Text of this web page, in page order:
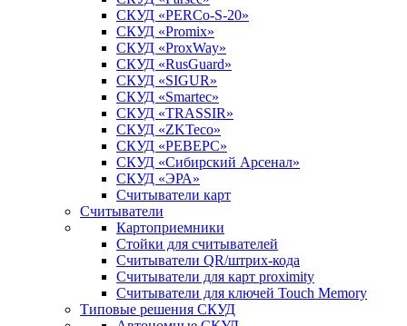
СКУД «PERCo-S-20»
СКУД «Promix»
СКУД «ProxWay»
СКУД «RusGuard»
СКУД «SIGUR»
СКУД «Smartec»
СКУД «TRASSIR»
СКУД «ZKTeco»
СКУД «РЕВЕРС»
СКУД «Сибирский Арсенал»
СКУД «ЭРА»
Считыватели карт
Считыватели
Картоприемники
Стойки для считывателей
Считыватели QR/штрих-кода
Считыватели для карт proximity
Считыватели для ключей Touch Memory
Типовые решения СКУД